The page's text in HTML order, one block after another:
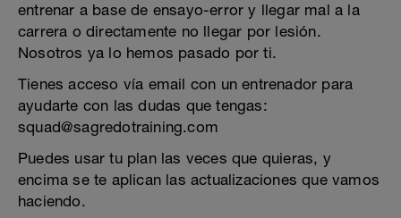
entrenar a base de ensayo-error y llegar mal a la
carrera o directamente no llegar por lesión.
Nosotros ya lo hemos pasado por ti.
Tienes acceso vía email con un entrenador para
ayudarte con las dudas que tengas:
squad@sagredotraining.com
Puedes usar tu plan las veces que quieras, y
encima se te aplican las actualizaciones que vamos
haciendo.